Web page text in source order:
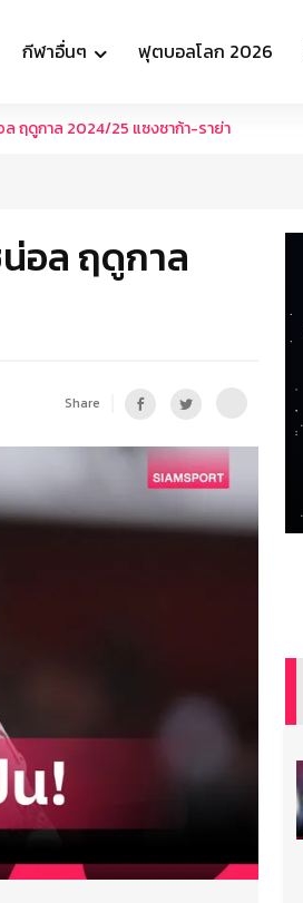
กีฬาอื่นๆ ฟุตบอลโลก 2026
ล ฤดูกาล 2024/25 แซงซาก้า-ราย่า
อล ฤดูกาล
Share